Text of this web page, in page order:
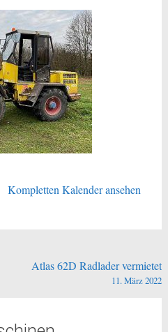
Kompletten Kalender ansehen
Atlas 62D Radlader vermietet
11. März 2022